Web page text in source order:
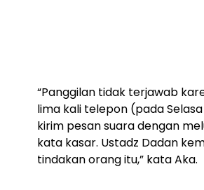
“Panggilan tidak terjawab
lima kali telepon (pada
kirim pesan suara dengan
kata kasar. Ustadz Dadan
tindakan orang itu,” kata Aka.